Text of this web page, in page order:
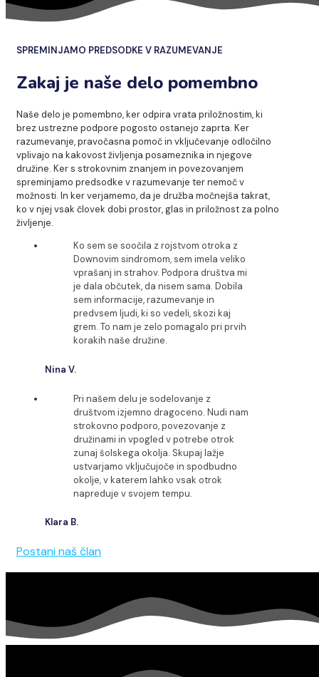
SPREMINJAMO PREDSODKE V RAZUMEVANJE
Zakaj je naše delo pomembno
Naše delo je pomembno, ker odpira vrata priložnostim, ki
brez ustrezne podpore pogosto ostanejo zaprta. Ker
razumevanje, pravočasna pomoč in vključevanje odločilno
vplivajo na kakovost življenja posameznika in njegove
družine. Ker s strokovnim znanjem in povezovanjem
spreminjamo predsodke v razumevanje ter nemoč v
možnosti. In ker verjamemo, da je družba močnejša takrat,
ko v njej vsak človek dobi prostor, glas in priložnost za polno
življenje.
Ko sem se soočila z rojstvom otroka z
Downovim sindromom, sem imela veliko
vprašanj in strahov. Podpora društva mi
je dala občutek, da nisem sama. Dobila
sem informacije, razumevanje in
predvsem ljudi, ki so vedeli, skozi kaj
grem. To nam je zelo pomagalo pri prvih
korakih naše družine.
Nina V.
Pri našem delu je sodelovanje z
društvom izjemno dragoceno. Nudi nam
strokovno podporo, povezovanje z
družinami in vpogled v potrebe otrok
zunaj šolskega okolja. Skupaj lažje
ustvarjamo vključujoče in spodbudno
okolje, v katerem lahko vsak otrok
napreduje v svojem tempu.
Klara B.
Postani naš član